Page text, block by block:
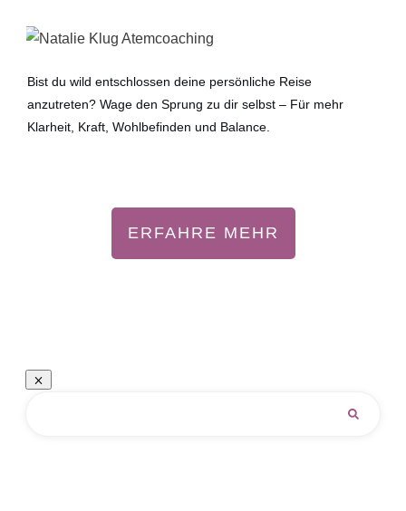
Bist du wild entschlossen deine persönliche Reise
anzutreten? Wage den Sprung zu dir selbst – Für mehr
Klarheit, Kraft, Wohlbefinden und Balance.
ERFAHRE MEHR